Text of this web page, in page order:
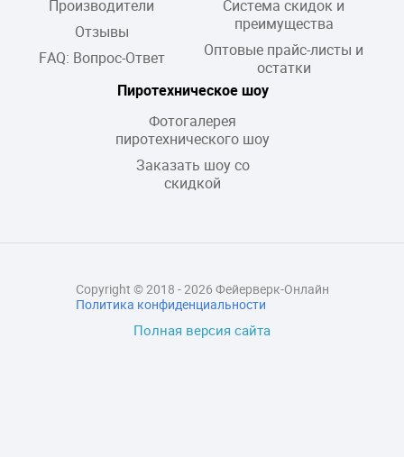
Производители
Отзывы
FAQ: Вопрос-Ответ
Система скидок и
преимущества
Оптовые прайс-листы и
остатки
Пиротехническое шоу
Фотогалерея
пиротехнического шоу
Заказать шоу со
скидкой
Полная версия сайта
Copyright © 2018 - 2026 Фейерверк-Онлайн
Политика конфиденциальности